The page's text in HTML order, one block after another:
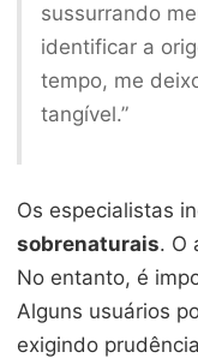
sussurrando
identificar a
tempo, me
tangível.”
Os especialistas
sobrenaturais. O
No entanto, é
Alguns usuários
exigindo